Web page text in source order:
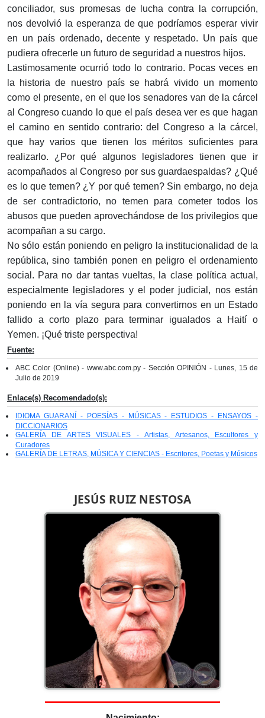
JESÚS RUIZ NESTOSA
conciliador, sus promesas de lucha contra la corrupción,
nos devolvió la esperanza de que podríamos esperar vivir
en un país ordenado, decente y respetado. Un país que
pudiera ofrecerle un futuro de seguridad a nuestros hijos.
Lastimosamente ocurrió todo lo contrario. Pocas veces en
la historia de nuestro país se habrá vivido un momento
como el presente, en el que los senadores van de la cárcel
al Congreso cuando lo que el país desea ver es que hagan
el camino en sentido contrario: del Congreso a la cárcel,
que hay varios que tienen los méritos suficientes para
realizarlo. ¿Por qué algunos legisladores tienen que ir
acompañados al Congreso por sus guardaespaldas? ¿Qué
es lo que temen? ¿Y por qué temen? Sin embargo, no deja
de ser contradictorio, no temen para cometer todos los
abusos que pueden aprovechándose de los privilegios que
acompañan a su cargo.
No sólo están poniendo en peligro la institucionalidad de la
república, sino también ponen en peligro el ordenamiento
social. Para no dar tantas vueltas, la clase política actual,
especialmente legisladores y el poder judicial, nos están
poniendo en la vía segura para convertirnos en un Estado
fallido a corto plazo para terminar igualados a Haití o
Yemen. ¡Qué triste perspectiva!
Fuente:
ABC Color (Online) - www.abc.com.py - Sección OPINIÓN - Lunes, 15 de
Julio de 2019
Enlace(s) Recomendado(s):
IDIOMA GUARANÍ - POESÍAS - MÚSICAS - ESTUDIOS - ENSAYOS -
DICCIONARIOS
GALERÍA DE ARTES VISUALES - Artistas, Artesanos, Escultores y
Curadores
GALERÍA DE LETRAS, MÚSICA Y CIENCIAS - Escritores, Poetas y Músicos